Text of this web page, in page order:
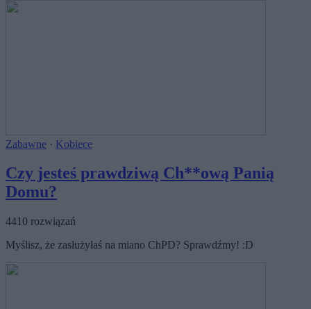
Zabawne · Kobiece
Czy jesteś prawdziwą Ch**ową Panią
Domu?
4410 rozwiązań
Myślisz, że zasłużyłaś na miano ChPD? Sprawdźmy! :D